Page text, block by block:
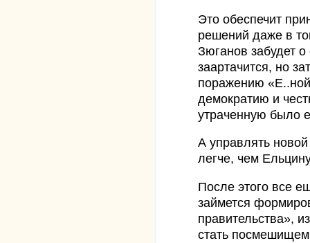
Это обеспечит
решений даже в
Зюганов забудет
заартачится, но
поражению
демократию и
утраченную было
А управлять
легче, чем
После этого все
займется
правительства»,
стать посмешищем